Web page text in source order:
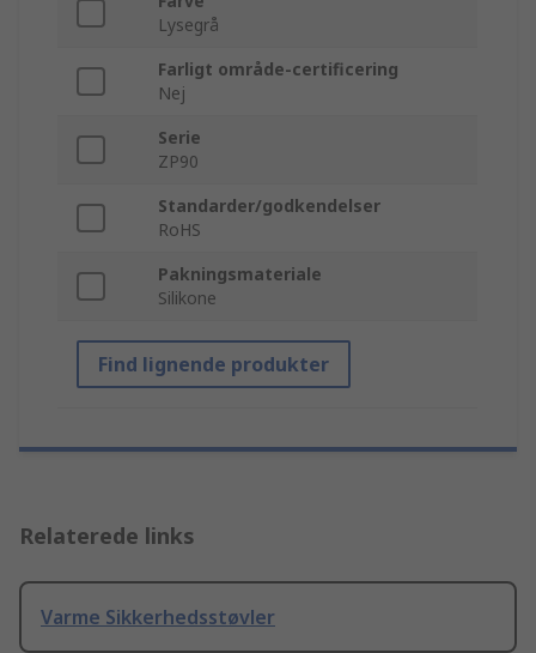
Lysegrå
Farligt område-certificering
Nej
Serie
ZP90
Standarder/godkendelser
RoHS
Pakningsmateriale
Silikone
Find lignende produkter
Relaterede links
Varme Sikkerhedsstøvler